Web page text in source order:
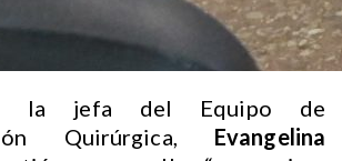
la jefa del Equipo de
Quirúrgica, Evangelina